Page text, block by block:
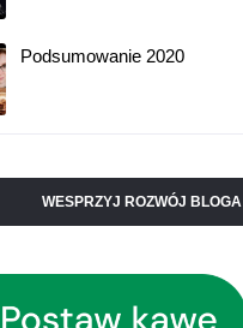
Podsumowanie 2020
WESPRZYJ ROZWÓJ BLOGA